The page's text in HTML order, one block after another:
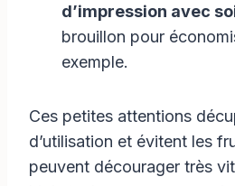
d’impression avec
brouillon pour
exemple.
Ces petites attentions
d’utilisation et évitent les
peuvent décourager très